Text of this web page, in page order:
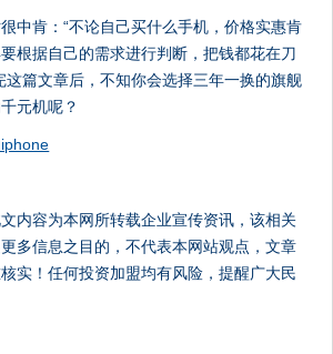
中肯：“不论自己买什么手机，价格实惠肯
根据自己的需求进行判断，把钱都花在刀
这篇文章后，不知你会选择三年一换的旗舰
元机呢？
内容为本网所转载企业宣传资讯，该相关
多信息之目的，不代表本网站观点，文章
实！任何投资加盟均有风险，提醒广大民